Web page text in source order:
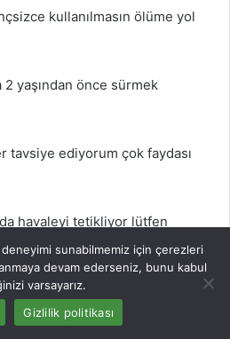
kullanılmasın ölüme yol
2 yaşından önce sürmek
tavsiye ediyorum çok faydası
havaleyi tetikliyor lütfen
var. göz kaşıntısına
ama bir peçeteye sürülen
sunabilmemiz için çerezleri
devam ederseniz, bunu kabul
varsayarız.
Gizlilik politikası